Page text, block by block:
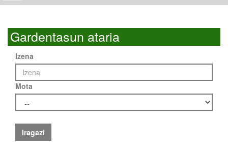
Gardentasun ataria
Izena
Mota
Iragazi